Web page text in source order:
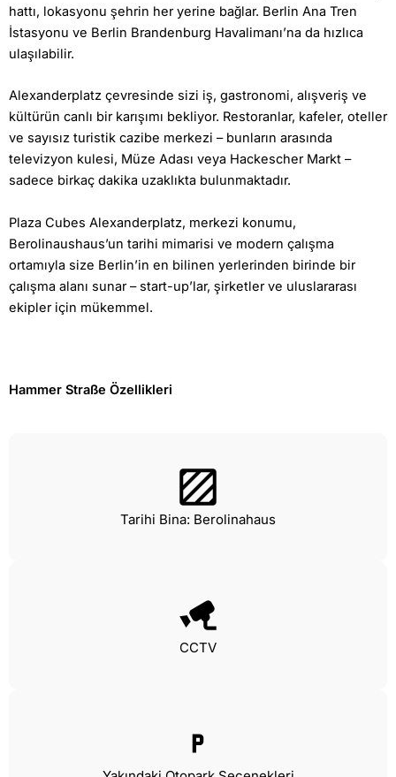
hattı, lokasyonu şehrin her yerine bağlar. Berlin Ana Tren
İstasyonu ve Berlin Brandenburg Havalimanı’na da hızlıca
ulaşılabilir.
Alexanderplatz çevresinde sizi iş, gastronomi, alışveriş ve
kültürün canlı bir karışımı bekliyor. Restoranlar, kafeler, oteller
ve sayısız turistik cazibe merkezi – bunların arasında
televizyon kulesi, Müze Adası veya Hackescher Markt –
sadece birkaç dakika uzaklıkta bulunmaktadır.
Plaza Cubes Alexanderplatz, merkezi konumu,
Berolinaushaus’un tarihi mimarisi ve modern çalışma
ortamıyla size Berlin’in en bilinen yerlerinden birinde bir
çalışma alanı sunar – start-up’lar, şirketler ve uluslararası
ekipler için mükemmel.
Hammer Straße Özellikleri
Tarihi Bina: Berolinahaus
CCTV